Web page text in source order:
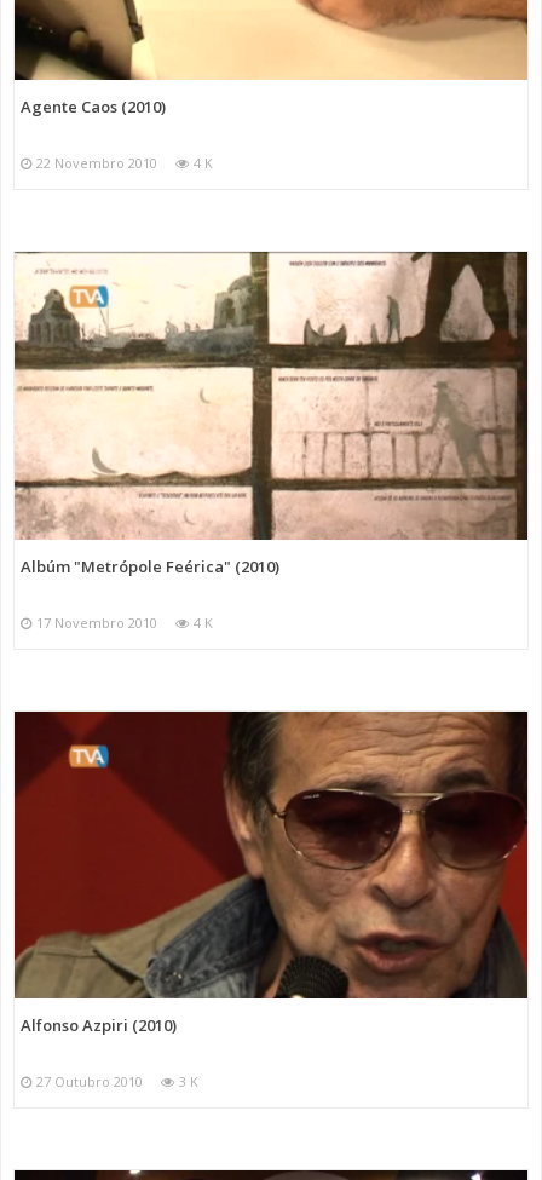
Agente Caos (2010)
22 Novembro 2010 4 K
Albúm "Metrópole Feérica" (2010)
17 Novembro 2010 4 K
Alfonso Azpiri (2010)
27 Outubro 2010 3 K